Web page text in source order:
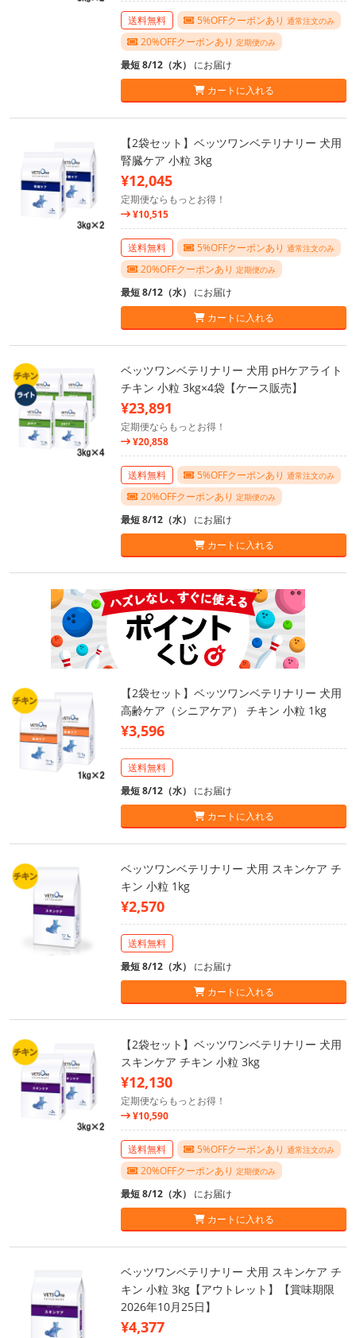
送料無料 5%OFFクーポンあり 通常注文のみ
20%OFFクーポンあり 定期便のみ
最短 8/12（水） にお届け
カートに入れる
【2袋セット】ベッツワンベテリナリー 犬用
腎臓ケア 小粒 3kg
¥12,045
定期便ならもっとお得！
¥10,515
送料無料 5%OFFクーポンあり 通常注文のみ
20%OFFクーポンあり 定期便のみ
最短 8/12（水） にお届け
カートに入れる
ベッツワンベテリナリー 犬用 pHケアライト
チキン 小粒 3kg×4袋【ケース販売】
¥23,891
定期便ならもっとお得！
¥20,858
送料無料 5%OFFクーポンあり 通常注文のみ
20%OFFクーポンあり 定期便のみ
最短 8/12（水） にお届け
カートに入れる
【2袋セット】ベッツワンベテリナリー 犬用
高齢ケア（シニアケア） チキン 小粒 1kg
¥3,596
送料無料
最短 8/12（水） にお届け
カートに入れる
ベッツワンベテリナリー 犬用 スキンケア チ
キン 小粒 1kg
¥2,570
送料無料
最短 8/12（水） にお届け
カートに入れる
【2袋セット】ベッツワンベテリナリー 犬用
スキンケア チキン 小粒 3kg
¥12,130
定期便ならもっとお得！
¥10,590
送料無料 5%OFFクーポンあり 通常注文のみ
20%OFFクーポンあり 定期便のみ
最短 8/12（水） にお届け
カートに入れる
ベッツワンベテリナリー 犬用 スキンケア チ
キン 小粒 3kg【アウトレット】【賞味期限
2026年10月25日】
¥4,377